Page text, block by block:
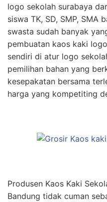
logo sekolah surabaya
siswa TK, SD, SMP, SMA
swasta sudah banyak
pembuatan kaos kaki
sendiri di atur logo
pemilihan bahan yang
kesepakatan bersama
harga yang kompetiting
Produsen Kaos Kaki
Bandung tidak cuman